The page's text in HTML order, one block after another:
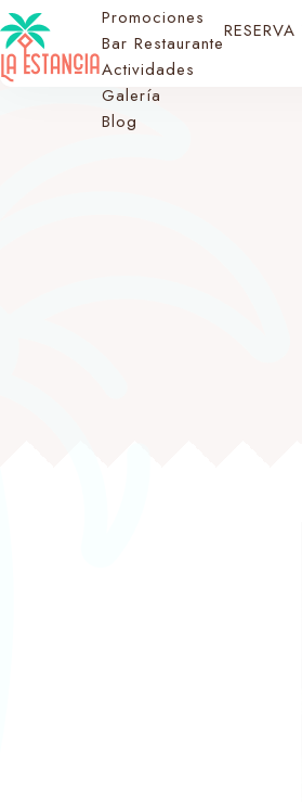
Promociones
Bar Restaurante
Actividades
Galería
Blog